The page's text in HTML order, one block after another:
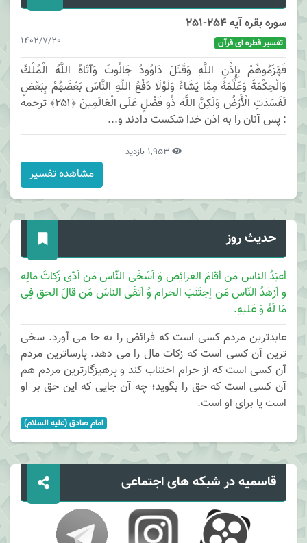
سوره بقره آیه 254-251
1402/7/20 تفسیر قطره ای قرآن
فَهَزَمُوهُمْ بِإِذْنِ اللَّهِ وَقَتَلَ دَاوُودُ جَالُوتَ وَآتَاهُ اللَّهُ الْمُلْكَ
وَالْحِكْمَةَ وَعَلَّمَهُ مِمَّا يَشَاءُ وَلَوْلَا دَفْعُ اللَّهِ النَّاسَ بَعْضَهُمْ بِبَعْضٍ
لَفَسَدَتِ الْأَرْضُ وَلَكِنَّ اللَّهَ ذُو فَضْلٍ عَلَى الْعَالَمِينَ ﴿۲۵۱﴾ ترجمه
: پس آنان را به اذن خدا شكست دادند و...
مشاهده تفسیر
حدیث روز
أعبَدُ الناس مَن أقامَ الفرائِض وَ اَسْخَی النّاس مَن اَدّی زَکاتَ مالِه
و اَزهَدُ النّاس مَن اِجتَنَبَ الحرام وُ اَتقَی الناسَ مَن قالَ الحق فِی
مَا لَهُ وَ عَلیهِ.
عابدترین مردم کسی است که فرائض را به جا می آورد. سخی
ترین آن کسی است که زکات مال را می دهد. پارساترین مردم
آن کسی است که از حرام اجتناب کند و پرهیزگارترین مردم هم
آن کسی است که حق را بگوید؛ چه آن جایی که این حق بر او
است یا برای او است.
امام صادق (علیه السلام)
قاسمیه در شبکه های اجتماعی